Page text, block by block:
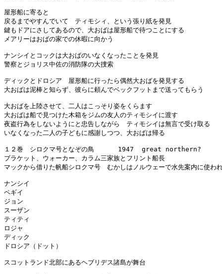
屋形船に寄ると
戻るまでやすんでいて　ティモシィ、という張り紙を発見
鍵もドアにさしてあるので、大おばは屋形船で待つことにする
メアリーはおばの家での休暇に向かう
ナンシイとコックは大おばのいなくなったことを発見
警察とジョリス中佐の消防隊の大捜索
ディックとドロシア　屋形船に行ったら偶然大おばを発見する
大おばは泥棒と知らず、彼らに頼んでベックフットまで送ってもらう
大おばを上陸させて、二人はこっそり姿をくらます
大おばは船で見つけた木箱をジムの友人のティモシイに渡す
夜盗行為をしないようにと忠告しながら　ティモシイは無言で受け取る
いなくなった二人の子どもに感謝しつつ、大おばは帰る
１２巻　シロクマ号となぞの鳥      1947  great northern?
ブラケット、ウォーカー、カラム三家族とフリント船長
マックから借りた帆船シロクマ号　むかしはノルウェーで水先案内に使わ
ナンシイ
ペギイ
ジョン
スーザン
ティティ
ロジャ
ディック
ドロシア（ドット）
スコットランド北部にあるヘブリデス諸島が舞台